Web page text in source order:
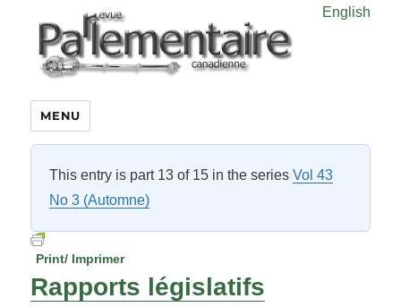
English
MENU
This entry is part 13 of 15 in the seriesVol 43
No 3 (Automne)
Print/ Imprimer
Rapports législatifs